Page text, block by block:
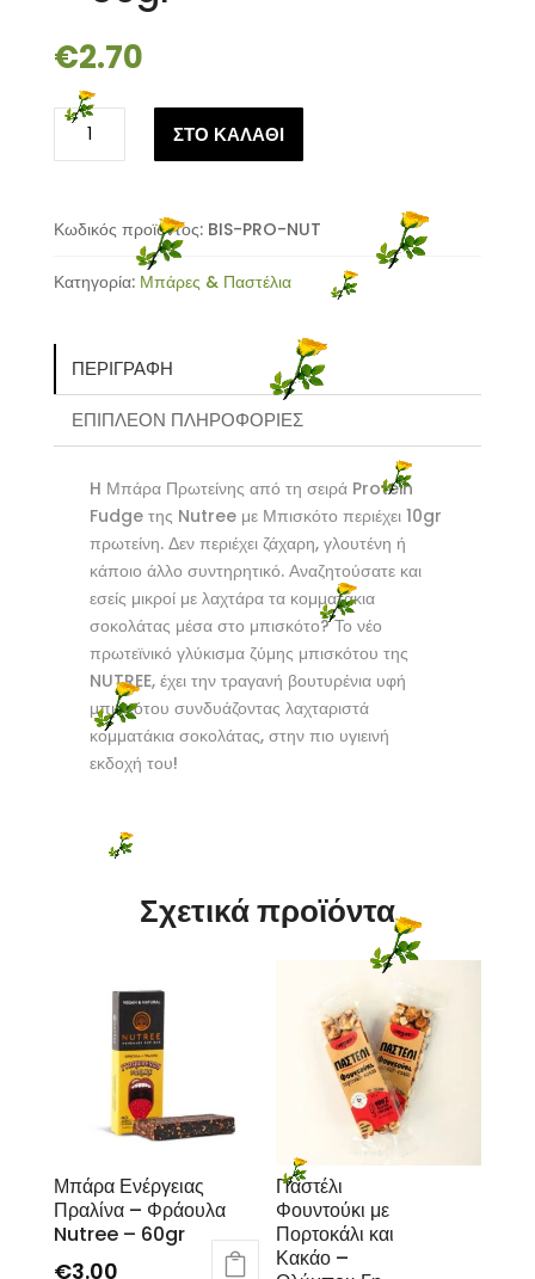
€2.70
Μπάρα
Πρωτείνης
Μπισκότο
-
ποσότητα
ΣΤΟ ΚΑΛΑΘΙ
Κωδικός προϊόντος: BIS-PRO-NUT
Κατηγορία: Μπάρες & Παστέλια
ΠΕΡΙΓΡΑΦΉ
ΕΠΙΠΛΈΟΝ ΠΛΗΡΟΦΟΡΊΕΣ
H Μπάρα Πρωτείνης από τη σειρά Protein
Fudge της Nutree με Μπισκότο περιέχει 10gr
πρωτείνη. Δεν περιέχει ζάχαρη, γλουτένη ή
κάποιο άλλο συντηρητικό. Αναζητούσατε και
εσείς μικροί με λαχτάρα τα κομματάκια
σοκολάτας μέσα στο μπισκότο? Το νέο
πρωτεϊνικό γλύκισμα ζύμης μπισκότου της
NUTREE, έχει την τραγανή βουτυρένια υφή
μπισκότου συνδυάζοντας λαχταριστά
κομματάκια σοκολάτας, στην πιο υγιεινή
εκδοχή του!
Σχετικά προϊόντα
Μπάρα Ενέργειας
Πραλίνα – Φράουλα
Nutree – 60gr
€3.00
Παστέλι
Φουντούκι με
Πορτοκάλι και
Κακάο –